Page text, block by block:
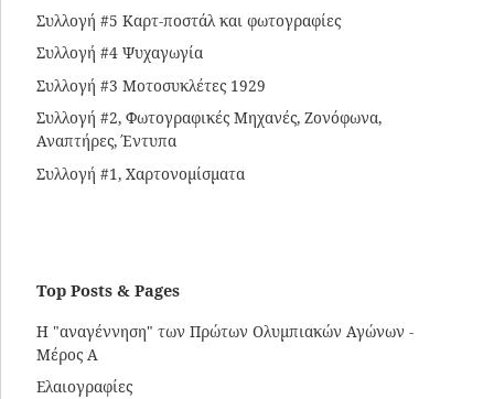
Συλλογή #5 Καρτ-ποστάλ και φωτογραφίες
Συλλογή #4 Ψυχαγωγία
Συλλογή #3 Μοτοσυκλέτες 1929
Συλλογή #2, Φωτογραφικές Μηχανές, Ζονόφωνα,
Αναπτήρες, Έντυπα
Συλλογή #1, Χαρτονομίσματα
Top Posts & Pages
Η "αναγέννηση" των Πρώτων Ολυμπιακών Αγώνων -
Μέρος Α
Ελαιογραφίες